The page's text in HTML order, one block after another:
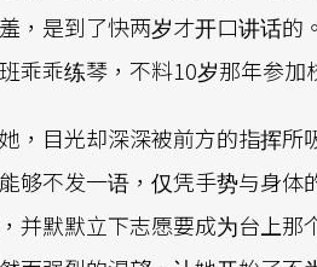
，是到了快两岁才开口讲话
乖乖练琴，不料10岁那年参加
，目光却深深被前方的指挥
够不发一语，仅凭手势与身
并默默立下志愿要成为台上